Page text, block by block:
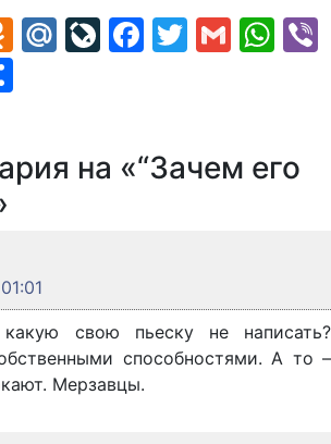
Odnoklassniki
Mail.Ru
LiveJournal
Facebook
Twitter
Gmail
на «“Зачем его
свою пьеску не написать?
способностями. А то –
Мерзавцы.